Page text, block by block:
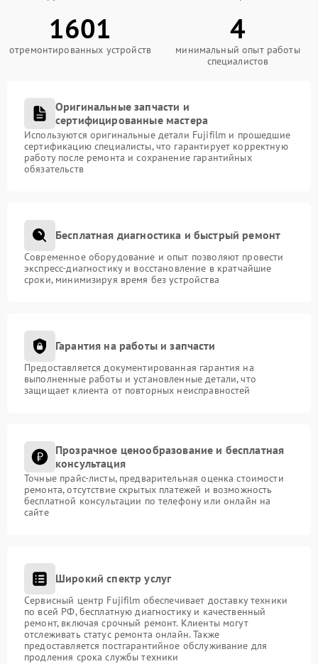
1601
отремонтированных устройств
4
минимальный опыт работы
специалистов
Оригинальные запчасти и
сертифицированные мастера
Используются оригинальные детали Fujifilm и прошедшие
сертификацию специалисты, что гарантирует корректную
работу после ремонта и сохранение гарантийных
обязательств
Бесплатная диагностика и быстрый ремонт
Современное оборудование и опыт позволяют провести
экспресс-диагностику и восстановление в кратчайшие
сроки, минимизируя время без устройства
Гарантия на работы и запчасти
Предоставляется документированная гарантия на
выполненные работы и установленные детали, что
защищает клиента от повторных неисправностей
Прозрачное ценообразование и бесплатная
консультация
Точные прайс-листы, предварительная оценка стоимости
ремонта, отсутствие скрытых платежей и возможность
бесплатной консультации по телефону или онлайн на
сайте
Широкий спектр услуг
Сервисный центр Fujifilm обеспечивает доставку техники
по всей РФ, бесплатную диагностику и качественный
ремонт, включая срочный ремонт. Клиенты могут
отслеживать статус ремонта онлайн. Также
предоставляется постгарантийное обслуживание для
продления срока службы техники